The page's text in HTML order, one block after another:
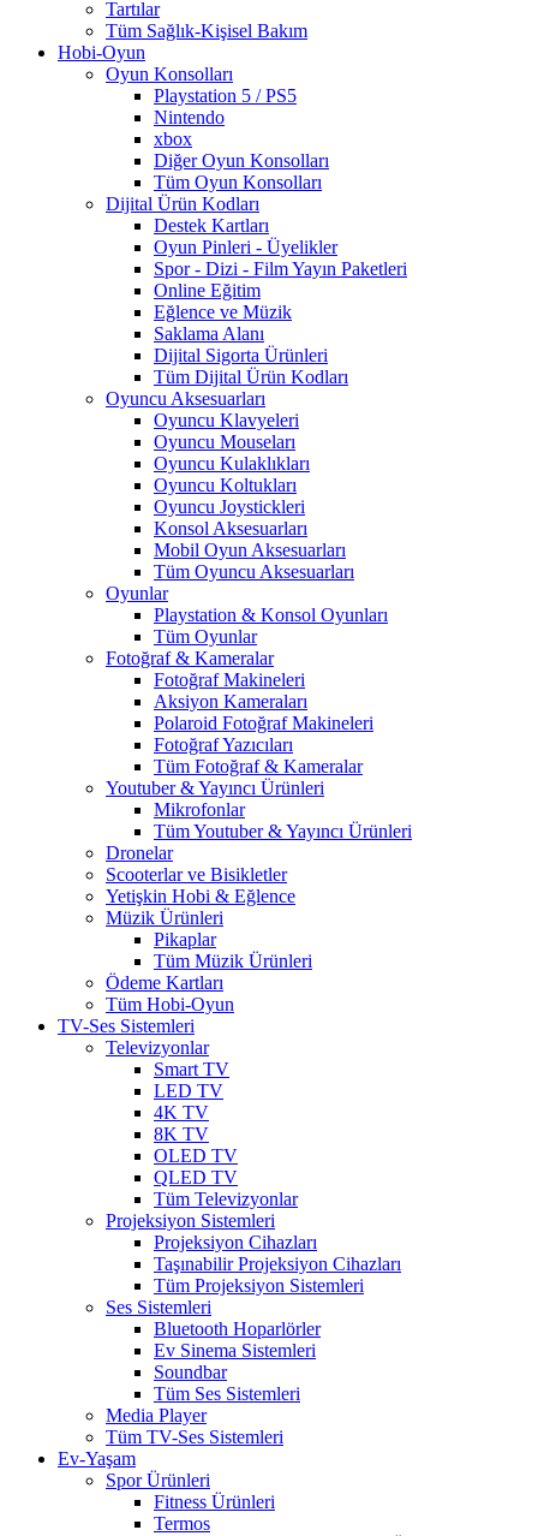
Tartılar
Tüm Sağlık-Kişisel Bakım
Hobi-Oyun
Oyun Konsolları
Playstation 5 / PS5
Nintendo
xbox
Diğer Oyun Konsolları
Tüm Oyun Konsolları
Dijital Ürün Kodları
Destek Kartları
Oyun Pinleri - Üyelikler
Spor - Dizi - Film Yayın Paketleri
Online Eğitim
Eğlence ve Müzik
Saklama Alanı
Dijital Sigorta Ürünleri
Tüm Dijital Ürün Kodları
Oyuncu Aksesuarları
Oyuncu Klavyeleri
Oyuncu Mouseları
Oyuncu Kulaklıkları
Oyuncu Koltukları
Oyuncu Joystickleri
Konsol Aksesuarları
Mobil Oyun Aksesuarları
Tüm Oyuncu Aksesuarları
Oyunlar
Playstation & Konsol Oyunları
Tüm Oyunlar
Fotoğraf & Kameralar
Fotoğraf Makineleri
Aksiyon Kameraları
Polaroid Fotoğraf Makineleri
Fotoğraf Yazıcıları
Tüm Fotoğraf & Kameralar
Youtuber & Yayıncı Ürünleri
Mikrofonlar
Tüm Youtuber & Yayıncı Ürünleri
Dronelar
Scooterlar ve Bisikletler
Yetişkin Hobi & Eğlence
Müzik Ürünleri
Pikaplar
Tüm Müzik Ürünleri
Ödeme Kartları
Tüm Hobi-Oyun
TV-Ses Sistemleri
Televizyonlar
Smart TV
LED TV
4K TV
8K TV
OLED TV
QLED TV
Tüm Televizyonlar
Projeksiyon Sistemleri
Projeksiyon Cihazları
Taşınabilir Projeksiyon Cihazları
Tüm Projeksiyon Sistemleri
Ses Sistemleri
Bluetooth Hoparlörler
Ev Sinema Sistemleri
Soundbar
Tüm Ses Sistemleri
Media Player
Tüm TV-Ses Sistemleri
Ev-Yaşam
Spor Ürünleri
Fitness Ürünleri
Termos